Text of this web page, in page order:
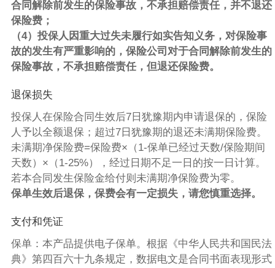
合同解除前发生的保险事故，不承担赔偿责任，并不退还
保险费；
（4）投保人因重大过失未履行如实告知义务，对保险事
故的发生有严重影响的，保险公司对于合同解除前发生的
保险事故，不承担赔偿责任，但退还保险费。
退保损失
投保人在保险合同生效后7日犹豫期内申请退保的，保险
人予以全额退保；超过7日犹豫期的退还未满期保险费。
未满期净保险费=保险费×（1-保单已经过天数/保险期间
天数）×（1-25%），经过日期不足一日的按一日计算。
若本合同发生保险金给付则未满期净保险费为零。
保单生效后退保，保费会有一定损失，请您慎重选择。
支付和凭证
保单：本产品提供电子保单。根据《中华人民共和国民法
典》第四百六十九条规定，数据电文是合同书面表现形式